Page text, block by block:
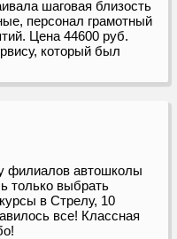
шаговая близость
персонал грамотный
Цена 44600 руб.
который был
филиалов автошколы
только выбрать
в Стрелу, 10
все! Классная